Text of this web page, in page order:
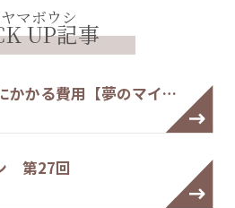
マボウシ
UP記事
かる費用【夢のマイ…
第27回